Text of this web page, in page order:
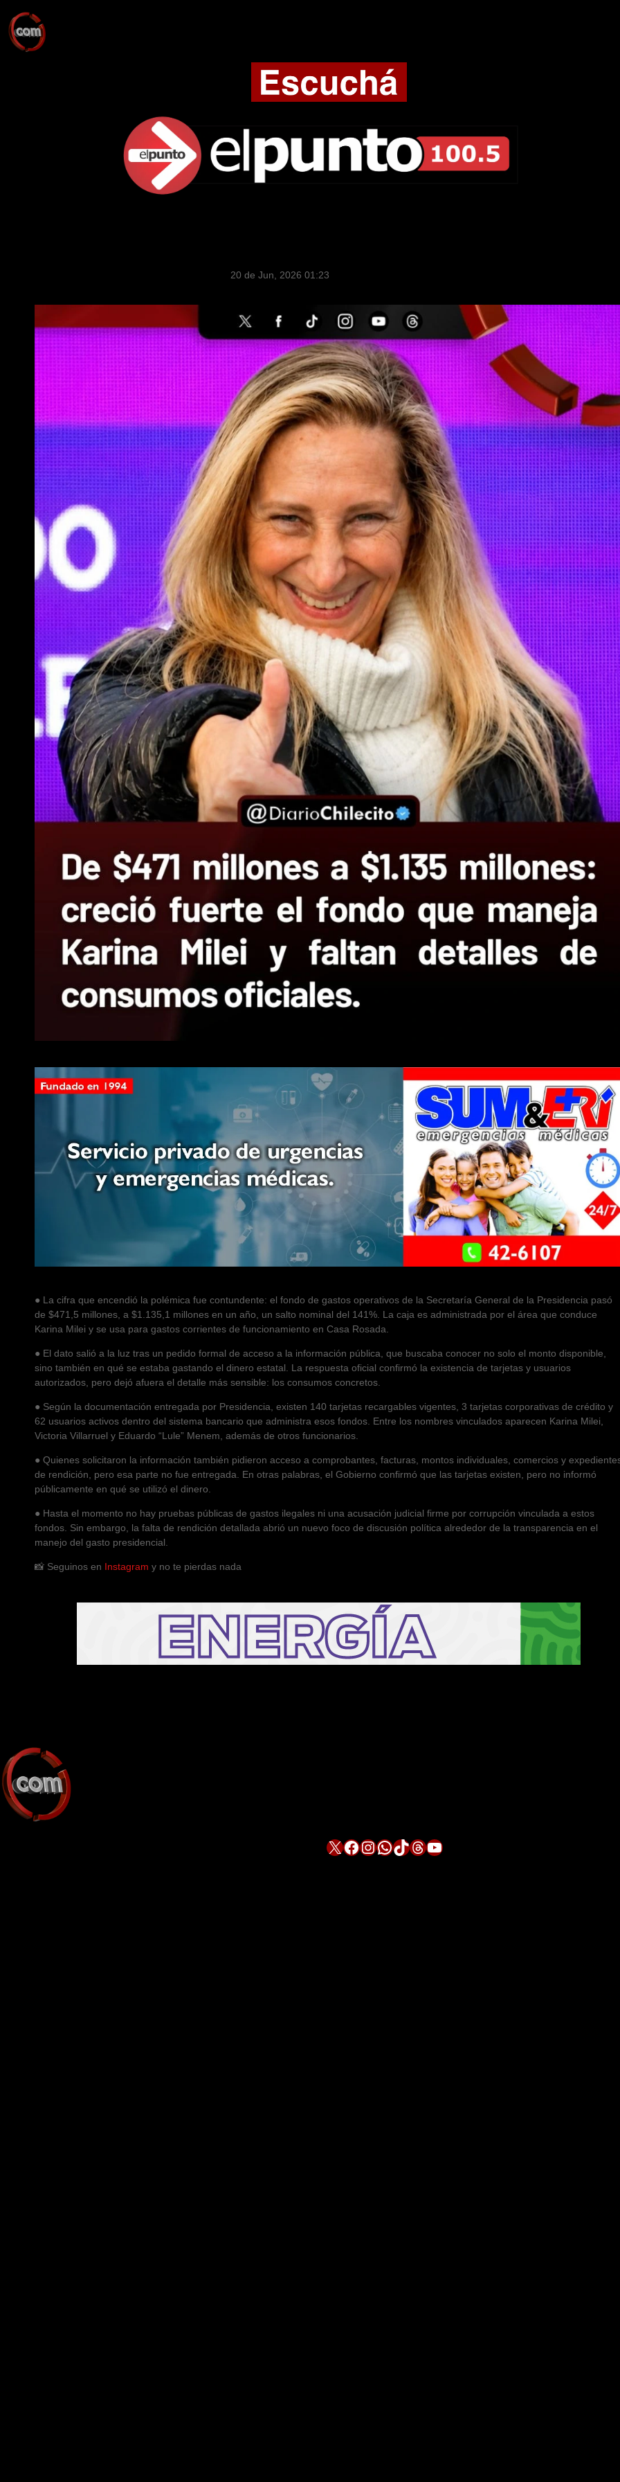
20 de Jun, 2026 01:23
● La cifra que encendió la polémica fue contundente: el fondo de gastos operativos de la Secretaría General de la Presidencia pasó
de $471,5 millones, a $1.135,1 millones en un año, un salto nominal del 141%. La caja es administrada por el área que conduce
Karina Milei y se usa para gastos corrientes de funcionamiento en Casa Rosada.
● El dato salió a la luz tras un pedido formal de acceso a la información pública, que buscaba conocer no solo el monto disponible,
sino también en qué se estaba gastando el dinero estatal. La respuesta oficial confirmó la existencia de tarjetas y usuarios
autorizados, pero dejó afuera el detalle más sensible: los consumos concretos.
● Según la documentación entregada por Presidencia, existen 140 tarjetas recargables vigentes, 3 tarjetas corporativas de crédito y
62 usuarios activos dentro del sistema bancario que administra esos fondos. Entre los nombres vinculados aparecen Karina Milei,
Victoria Villarruel y Eduardo “Lule” Menem, además de otros funcionarios.
● Quienes solicitaron la información también pidieron acceso a comprobantes, facturas, montos individuales, comercios y
de rendición, pero esa parte no fue entregada. En otras palabras, el Gobierno confirmó que las tarjetas existen, pero no informó
públicamente en qué se utilizó el dinero.
● Hasta el momento no hay pruebas públicas de gastos ilegales ni una acusación judicial firme por corrupción vinculada a estos
fondos. Sin embargo, la falta de rendición detallada abrió un nuevo foco de discusión política alrededor de la transparencia en el
manejo del gasto presidencial.
📸 Seguinos en Instagram y no te pierdas nada
X Facebook InstagramWhatsApp TikTok Threads YouTube